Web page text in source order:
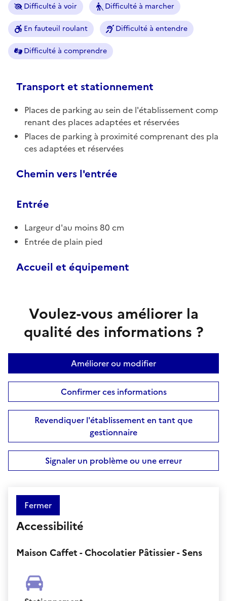
Difficulté à voir Difficulté à marcher
En fauteuil roulant Difficulté à entendre
Difficulté à comprendre
Transport et stationnement
Places de parking au sein de l'établissement comp
renant des places adaptées et réservées
Places de parking à proximité comprenant des pla
ces adaptées et réservées
Chemin vers l'entrée
Entrée
Largeur d'au moins 80 cm
Entrée de plain pied
Accueil et équipement
Voulez-vous améliorer la
qualité des informations ?
Améliorer ou modifier
Confirmer ces informations
Revendiquer l'établissement en tant que
gestionnaire
Signaler un problème ou une erreur
Fermer
Accessibilité
Maison Caffet - Chocolatier Pâtissier - Sens